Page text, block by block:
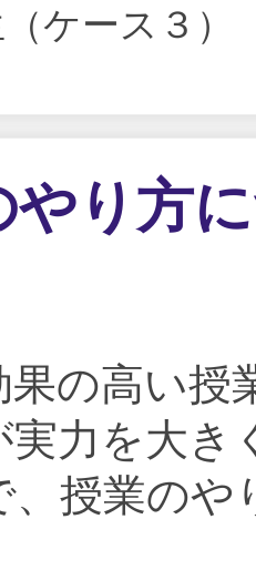
ケース３）
やり方
果の高い授
実力を大き
、授業の